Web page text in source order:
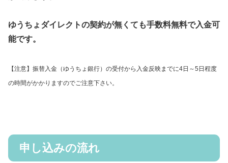
ゆうちょダイレクトの契約が無くても手数料無料で入金可
能です。
【注意】振替入金（ゆうちょ銀行）の受付から入金反映までに4日～5日程度
の時間がかかりますのでご注意下さい。
申し込みの流れ